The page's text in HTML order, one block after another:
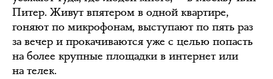
Питер. Живут впятером в одной квартире,
гоняют по микрофонам, выступают по пять раз
за вечер и прокачиваются уже с целью попасть
на более крупные площадки в интернет или
на телек.